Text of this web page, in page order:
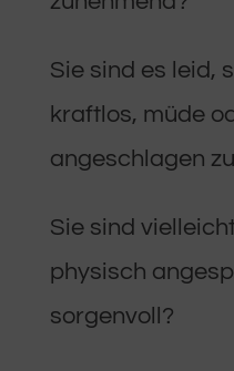
Sie sind es leid,
kraftlos, müde
angeschlagen
Sie sind
physisch
sorgenvoll?